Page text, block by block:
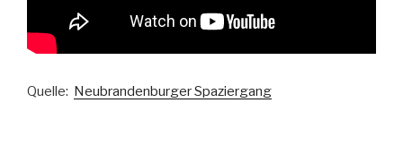
Quelle: Neubrandenburger Spaziergang